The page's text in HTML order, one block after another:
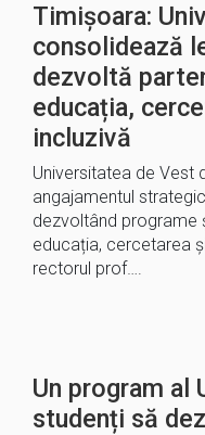
Timișoara:
consolidează
dezvoltă
educația,
incluzivă
Universitatea de Vest
angajamentul
dezvoltând programe
educația, cercetarea
rectorul prof….
Un program al
studenți să